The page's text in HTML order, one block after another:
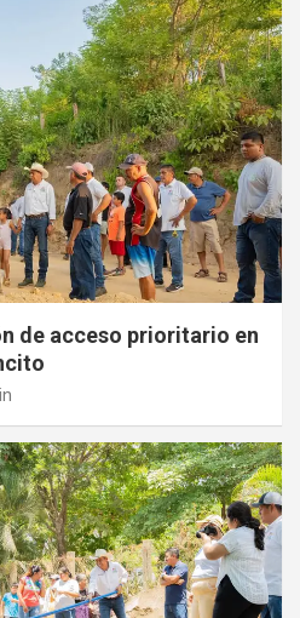
de acceso prioritario en